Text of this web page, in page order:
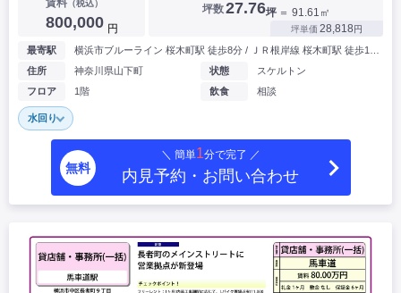
（税込）
800,000 円
坪数27.76坪 ＝ 91.61㎡
坪単価 28,818円
最寄駅
住所
神奈川県山下町
フロア
1階
状態
スケルトン
飲食
相談
水回り
無料
＼ 簡単1分で完了 ／
内見予約・お問い合わせ